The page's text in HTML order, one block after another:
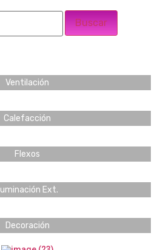
Ventilación
Calefacción
Flexos
Iluminación Ext.
Decoración